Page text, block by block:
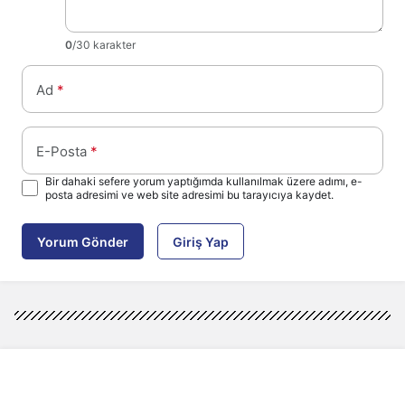
0/30 karakter
Ad *
E-Posta *
Bir dahaki sefere yorum yaptığımda kullanılmak üzere adımı, e-
posta adresimi ve web site adresimi bu tarayıcıya kaydet.
Yorum Gönder Giriş Yap